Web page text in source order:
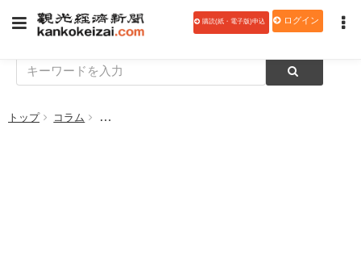
購読(紙・電子版)申込 ログイン
トップ コラム 【失敗の法則から学ぶ～宿経営者の仕事大全102】事